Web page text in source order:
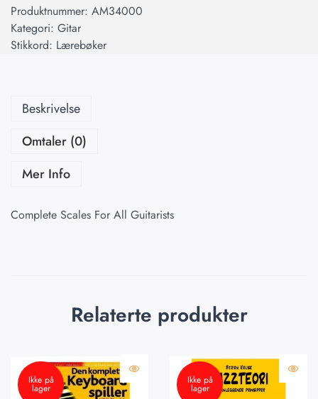
Produktnummer: AM34000
Kategori: Gitar
Stikkord: Lærebøker
Beskrivelse
Omtaler (0)
Mer Info
Complete Scales For All Guitarists
Relaterte produkter
Ikke på
lager
Ikke på
lager